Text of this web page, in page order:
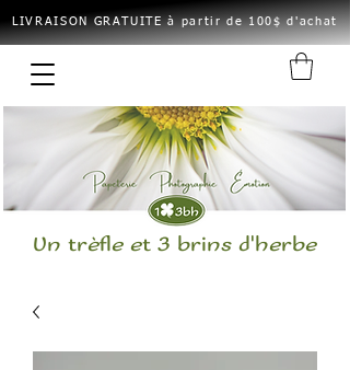
LIVRAISON GRATUITE à partir de 100$ d'achat
Un trèfle et 3 brins d'herbe